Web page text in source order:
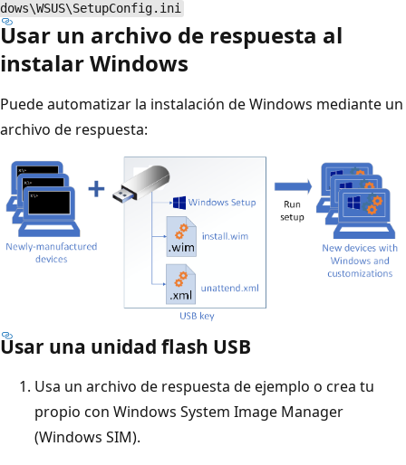
dows\WSUS\SetupConfig.ini
Usar un archivo de respuesta al
instalar Windows
Puede automatizar la instalación de Windows mediante un
archivo de respuesta:
Usar una unidad flash USB
Usa un archivo de respuesta de ejemplo o crea tu
propio con Windows System Image Manager
(Windows SIM).